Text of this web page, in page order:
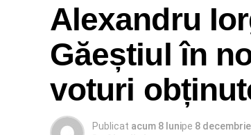
Alexandru
Găeștiul în
voturi
Publicat acum 8 lunipe 8